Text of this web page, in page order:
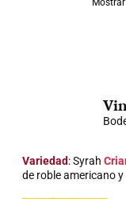
Mostrar
Variedad: Syrah
de roble americano